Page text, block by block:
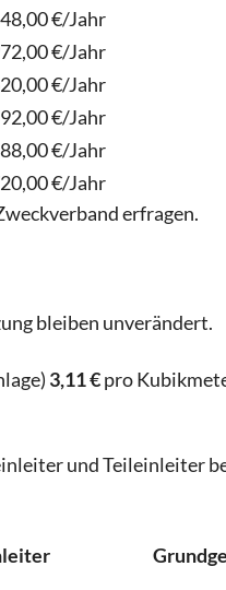
€/Jahr
€/Jahr
€/Jahr
€/Jahr
€/Jahr
€/Jahr
erfragen.
bleiben unverändert.
3,11 €pro
und Teileinleiter